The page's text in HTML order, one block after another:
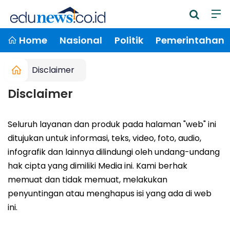
Home Nasional Politik Pemerintahan
Disclaimer
Disclaimer
Seluruh layanan dan produk pada halaman "web" ini
ditujukan untuk informasi, teks, video, foto, audio,
infografik dan lainnya dilindungi oleh undang-undang
hak cipta yang dimiliki Media ini. Kami berhak
memuat dan tidak memuat, melakukan
penyuntingan atau menghapus isi yang ada di web
ini.